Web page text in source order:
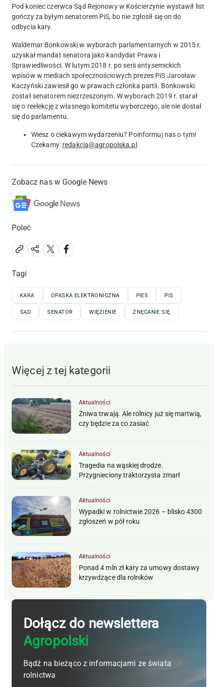
Pod koniec czerwca Sąd Rejonowy w Kościerzynie wystawił list
gończy za byłym senatorem PiS, bo nie zgłosił się on do
odbycia kary.
Waldemar Bonkowski w wyborach parlamentarnych w 2015 r.
uzyskał mandat senatora jako kandydat Prawa i
Sprawiedliwości. W lutym 2018 r. po serii antysemickich
wpisów w mediach społecznościowych prezes PiS Jarosław
Kaczyński zawiesił go w prawach członka partii. Bonkowski
został senatorem niezrzeszonym. W wyborach 2019 r. starał
się o reelekcję z własnego komitetu wyborczego, ale nie dostał
się do parlamentu.
Wiesz o ciekawym wydarzeniu? Poinformuj nas o tym!
Czekamy: redakcja@agropolska.pl
Zobacz nas w Google News
Poleć
Tagi
KARA OPASKA ELEKTRONICZNA PIES PIS
SĄD SENATOR WIĘZIENIE ZNĘCANIE SIĘ
Więcej z tej kategorii
Aktualności
Żniwa trwają. Ale rolnicy już się martwią,
czy będzie za co zasiać
Aktualności
Tragedia na wąskiej drodze.
Przygnieciony traktorzysta zmarł
Aktualności
Wypadki w rolnictwie 2026 – blisko 4300
zgłoszeń w pół roku
Aktualności
Ponad 4 mln zł kary za umowy dostawy
krzywdzące dla rolników
Dołącz do newslettera
Agropolski
Bądź na bieżąco z informacjami ze świata
rolnictwa